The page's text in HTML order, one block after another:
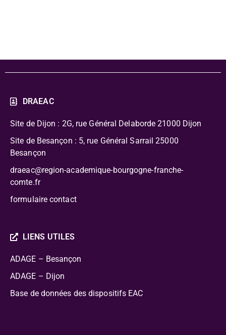
DRAEAC
Site de Dijon : 2G, rue Général Delaborde 21000 Dijon
Site de Besançon : 5, rue Général Sarrail 25000
Besançon
draeac@region-academique-bourgogne-franche-
comte.fr
formulaire contact
LIENS UTILES
ADAGE – Besançon
ADAGE – Dijon
Base de données des dispositifs EAC